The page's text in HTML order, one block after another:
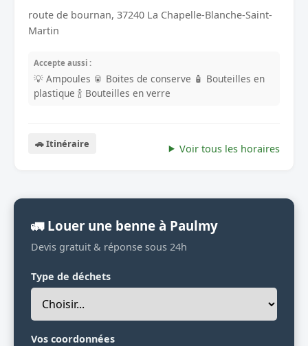
route de bournan, 37240 La Chapelle-Blanche-Saint-
Martin
Accepte aussi :
💡 Ampoules 🥫 Boites de conserve 🧴 Bouteilles en
plastique 🍾 Bouteilles en verre
🚗 Itinéraire Voir tous les horaires
🚛 Louer une benne à Paulmy
Devis gratuit & réponse sous 24h
Type de déchets
Vos coordonnées